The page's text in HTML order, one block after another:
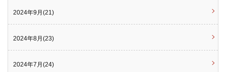
2024年9月(21)
2024年8月(23)
2024年7月(24)